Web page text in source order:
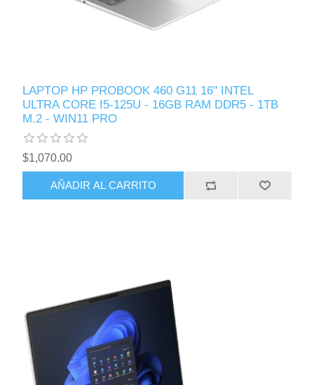
LAPTOP HP PROBOOK 460 G11 16" INTEL
ULTRA CORE I5-125U - 16GB RAM DDR5 - 1TB
M.2 - WIN11 PRO
$1,070.00
AÑADIR AL CARRITO